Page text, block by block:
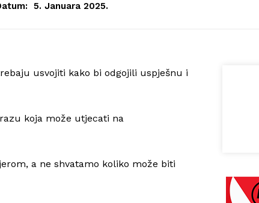
5. Januara 2025.
usvojiti kako bi odgojili uspješnu i
koja može utjecati na
a ne shvatamo koliko može biti